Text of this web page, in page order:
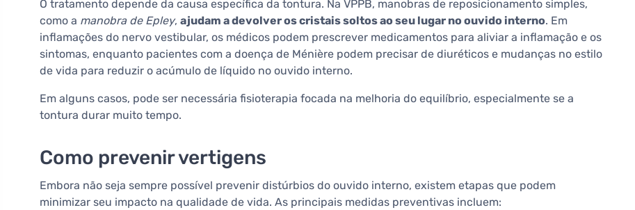
O tratamento depende da causa específica da tontura. Na VPPB, manobras de reposicionamento simples,
como a manobra de Epley, ajudam a devolver os cristais soltos ao seu lugar no ouvido interno. Em
inflamações do nervo vestibular, os médicos podem prescrever medicamentos para aliviar a inflamação e os
sintomas, enquanto pacientes com a doença de Ménière podem precisar de diuréticos e mudanças no estilo
de vida para reduzir o acúmulo de líquido no ouvido interno.
Em alguns casos, pode ser necessária fisioterapia focada na melhoria do equilíbrio, especialmente se a
tontura durar muito tempo.
Como prevenir vertigens
Embora não seja sempre possível prevenir distúrbios do ouvido interno, existem etapas que podem
minimizar seu impacto na qualidade de vida. As principais medidas preventivas incluem: